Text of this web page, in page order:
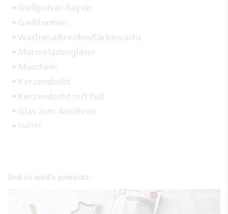
Gießpulver Raysin
Gießformen
Wachsmalkreiden/Färbewachs
Marmeladengläser
Muscheln
Kerzendocht
Kerzendocht mit Fuß
Glas zum Anrühren
Duftöl
Und so wird's gemacht: